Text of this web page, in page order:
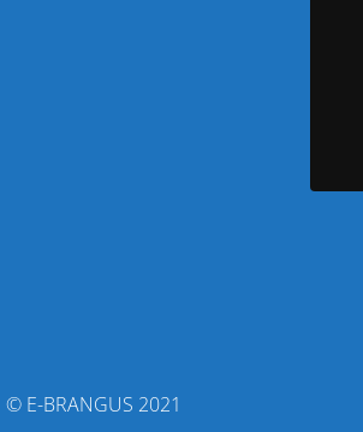
© E-BRANGUS 2021